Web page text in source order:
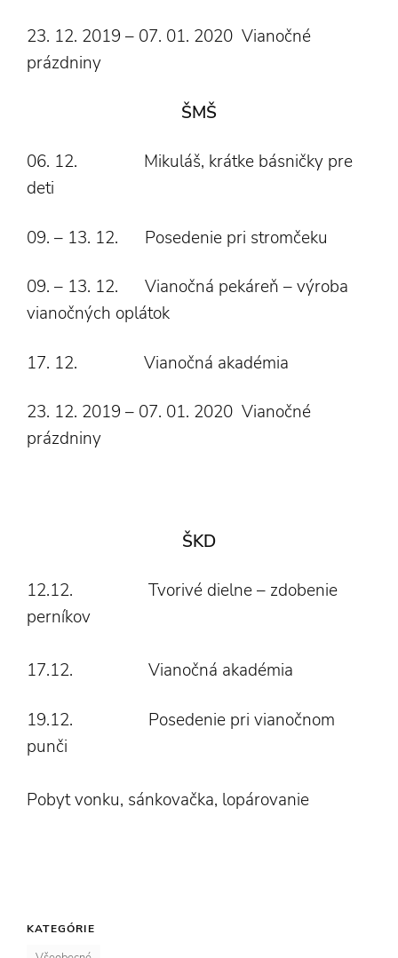
23. 12. 2019 – 07. 01. 2020 Vianočné
prázdniny
ŠMŠ
06. 12. Mikuláš, krátke básničky pre
deti
09. – 13. 12. Posedenie pri stromčeku
09. – 13. 12. Vianočná pekáreň – výroba
vianočných oplátok
17. 12. Vianočná akadémia
23. 12. 2019 – 07. 01. 2020 Vianočné
prázdniny
ŠKD
12.12. Tvorivé dielne – zdobenie
perníkov
17.12. Vianočná akadémia
19.12. Posedenie pri vianočnom
punči
Pobyt vonku, sánkovačka, lopárovanie
KATEGÓRIE